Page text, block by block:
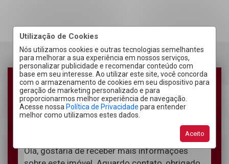
Utilização de Cookies
Nós utilizamos cookies e outras tecnologias semelhantes
para melhorar a sua experiência em nossos serviços,
personalizar publicidade e recomendar conteúdo com
base em seu interesse. Ao utilizar este site, você concorda
com o armazenamento de cookies em seu dispositivo para
geração de marketing personalizado e para
proporcionarmos melhor experiência de navegação.
Acesse nossa Política de Privacidade para entender
melhor como utilizamos estes dados.
Aceito
RECEBER CONTATO POR:
Telefone Email